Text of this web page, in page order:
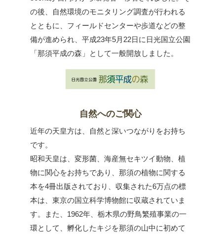
の後、自然環境のモニタリング調査が行われる
とともに、フィールドセンターや歩道などの整
備が進められ、平成23年5月22日に日光国立公園
「那須平成の森」として一般開放しました。
自然へのご関心
近年の天皇方は、自然と深いつながりをお持ち
です。
昭和天皇は、変形菌、海産無セキツイ動物、植
物に関心をお持ちであり、那須の植物に関する
本を4冊出版されており、収集された6万点の標
本は、東京の国立科学博物館に収蔵されていま
す。また、1962年、栃木県の野鳥繁殖事業の一
環として、孵化したキジを那須の山中に初めて